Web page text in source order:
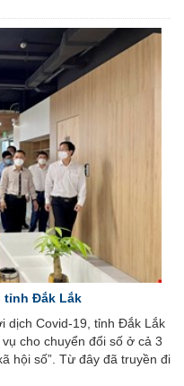
tỉnh Đắk Lắk
dịch Covid-19, tỉnh Đắk Lắk
cho chuyển đổi số ở cả 3
hội số”. Từ đây đã truyền đi